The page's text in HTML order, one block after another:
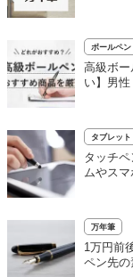
ボールペン
高級ボ
い】男
タブレット
タッチ
ムやス
万年筆
1万円前
ペン先の